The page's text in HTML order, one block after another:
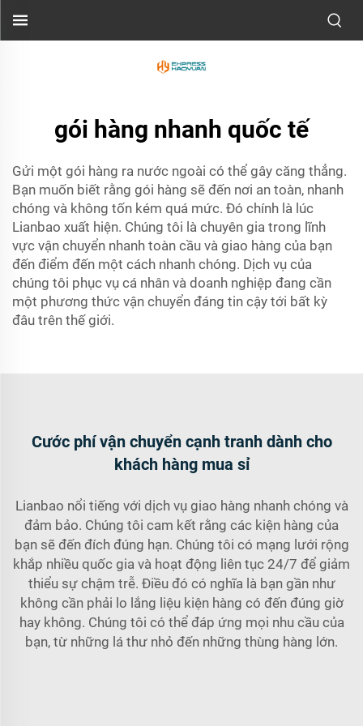
gói hàng nhanh quốc tế
Gửi một gói hàng ra nước ngoài có thể gây căng thẳng.
Bạn muốn biết rằng gói hàng sẽ đến nơi an toàn, nhanh
chóng và không tốn kém quá mức. Đó chính là lúc
Lianbao xuất hiện. Chúng tôi là chuyên gia trong lĩnh
vực vận chuyển nhanh toàn cầu và giao hàng của bạn
đến điểm đến một cách nhanh chóng. Dịch vụ của
chúng tôi phục vụ cá nhân và doanh nghiệp đang cần
một phương thức vận chuyển đáng tin cậy tới bất kỳ
đâu trên thế giới.
Cước phí vận chuyển cạnh tranh dành cho
khách hàng mua sỉ
Lianbao nổi tiếng với dịch vụ giao hàng nhanh chóng và
đảm bảo. Chúng tôi cam kết rằng các kiện hàng của
bạn sẽ đến đích đúng hạn. Chúng tôi có mạng lưới rộng
khắp nhiều quốc gia và hoạt động liên tục 24/7 để giảm
thiểu sự chậm trễ. Điều đó có nghĩa là bạn gần như
không cần phải lo lắng liệu kiện hàng có đến đúng giờ
hay không. Chúng tôi có thể đáp ứng mọi nhu cầu của
bạn, từ những lá thư nhỏ đến những thùng hàng lớn.